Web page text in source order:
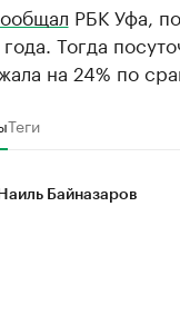
РБК Уфа,
Тогда
на 24% по
Теги
Наиль Байназаров